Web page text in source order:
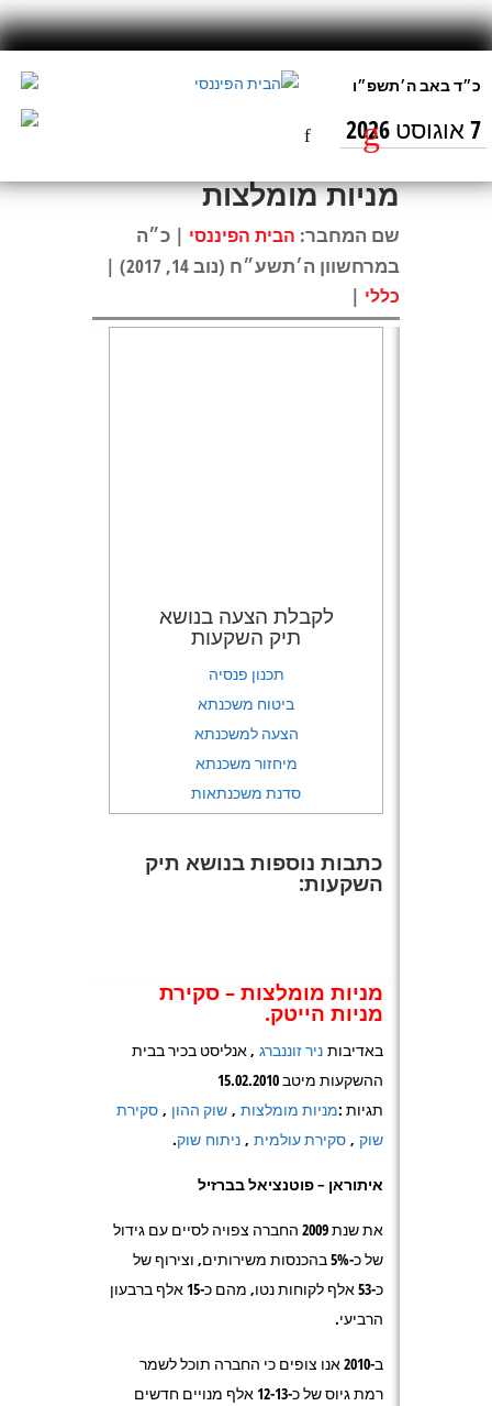
7 אוגוסט 2026
סקירת מניות הייטק
מניות מומלצות
שם המחבר: הבית הפיננסי | כ״ה
במרחשוון ה׳תשע״ח (נוב 14, 2017) |
כללי |
לקבלת הצעה בנושא
תיק השקעות
תכנון פנסיה
ביטוח משכנתא
הצעה למשכנתא
מיחזור משכנתא
סדנת משכנתאות
כתבות נוספות בנושא תיק
השקעות:
מניות מומלצות – סקירת
מניות הייטק.
באדיבות ניר זוננברג , אנליסט בכיר בבית
ההשקעות מיטב 15.02.2010
תגיות :מניות מומלצות , שוק ההון , סקירת
שוק , סקירת עולמית , ניתוח שוק.
איתוראן – פוטנציאל בברזיל
את שנת 2009 החברה צפויה לסיים עם גידול
של כ-5% בהכנסות משירותים, וצירוף של
כ-53 אלף לקוחות נטו, מהם כ-15 אלף ברבעון
הרביעי.
ב-2010 אנו צופים כי החברה תוכל לשמר
רמת גיוס של כ-12-13 אלף מנויים חדשים